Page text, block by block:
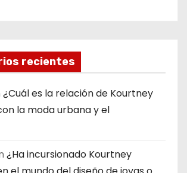
recientes
¿Cuál es la relación de Kourtney
la moda urbana y el
¿Ha incursionado Kourtney